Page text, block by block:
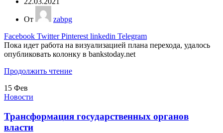
От
zabpg
Facebook Twitter Pinterest linkedin Telegram
Пока идет работа на визуализацией плана перехода, удалось
опубликовать колонку в bankstoday.net
Продолжить чтение
15 Фев
Новости
Трансформация государственных органов
власти